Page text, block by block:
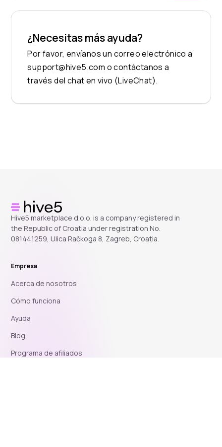
¿Necesitas más ayuda?
Por favor, envíanos un correo electrónico a
support@hive5.com o contáctanos a
través del chat en vivo (LiveChat).
Hive5 marketplace d.o.o. is a company registered in
the Republic of Croatia under registration No.
081441259, Ulica Račkoga 8, Zagreb, Croatia.
Empresa
Acerca de nosotros
Cómo funciona
Ayuda
Blog
Programa de afiliados